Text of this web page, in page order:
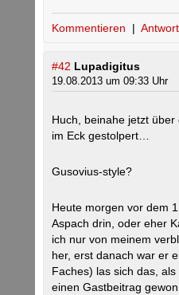
Kommentieren |
#42 Lupadigitus
19.08.2013 um 09:33 Uhr
Huch, beinahe jetzt
im Eck gestolpert…
Gusovius-style?
Heute morgen vor dem
Aspach drin, oder eher
ich nur von meinem
her, erst danach war er
Faches) las sich das,
einen Gastbeitrag